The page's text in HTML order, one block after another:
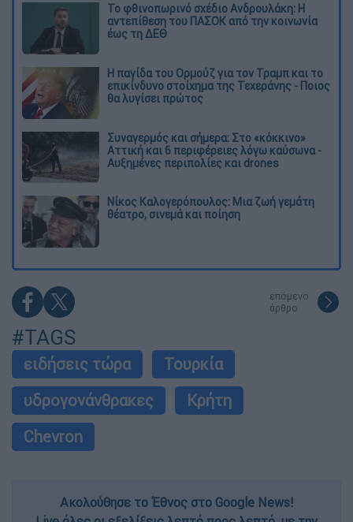
Το φθινοπωρινό σχέδιο Ανδρουλάκη: Η
αντεπίθεση του ΠΑΣΟΚ από την κοινωνία
έως τη ΔΕΘ
Η παγίδα του Ορμούζ για τον Τραμπ και το
επικίνδυνο στοίχημα της Τεχεράνης - Ποιος
θα λυγίσει πρώτος
Συναγερμός και σήμερα: Στο «κόκκινο»
Αττική και 6 περιφέρειες λόγω καύσωνα -
Αυξημένες περιπολίες και drones
Νίκος Καλογερόπουλος: Μια ζωή γεμάτη
θέατρο, σινεμά και ποίηση
επόμενο
άρθρο
#TAGS
ειδήσεις τώρα
Τουρκία
υδρογονάνθρακες
Κρήτη
Chevron
Ακολούθησε το Έθνος στο Google News!